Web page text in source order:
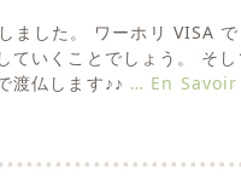
ました。 ワーホリ VISA
ていくことでしょう。 そ
渡仏します♪♪ … En Savoir